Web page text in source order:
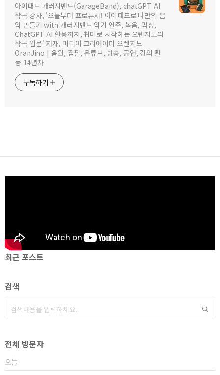
아이패드 개러지밴드(GarageBand), chatGPT AI
작곡 강사, '오늘부터 프로듀서! 아이패드로 나만의 음
악 만들기 with 개러지밴드 악기 연주, 녹음, 믹싱,
ChatGPT AI 활용까지, 취미로 시작하는 오렌지노의
작곡 입문' 저자, 미디어 크리에이터 오렌지노
OranJino | 음원, 집필, 유튜브, 방송, 공연, 강의 활
동 14년차
구독하기
최근 포스트
검색
전체 방문자
오늘